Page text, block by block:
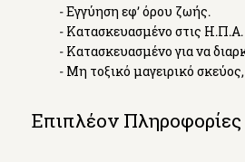
- Εγγύηση εφ’ όρου ζωής.
- Κατασκευασμένο στις Η.Π.Α.
- Κατασκευασμένο για να
- Μη τοξικό μαγειρικό
Επιπλέον Πληροφορίες